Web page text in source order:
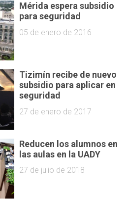
Mérida espera subsidio
para seguridad
05 de enero de 2016
Tizimín recibe de nuevo
subsidio para aplicar en
seguridad
27 de enero de 2017
Reducen los alumnos en
las aulas en la UADY
27 de julio de 2018